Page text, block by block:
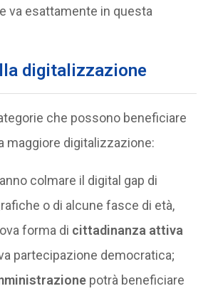
va esattamente in questa
digitalizzazione
che possono beneficiare
maggiore digitalizzazione:
colmare il digital gap di
o di alcune fasce di età,
forma di cittadinanza attiva
partecipazione democratica;
potrà beneficiare